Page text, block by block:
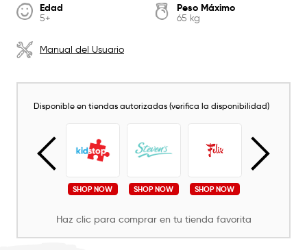
Edad
5+
Peso Máximo
65 kg
Manual del Usuario
Disponible en tiendas autorizadas (verifica la disponibilidad)
SHOP NOW SHOP NOW SHOP NOW
Haz clic para comprar en tu tienda favorita